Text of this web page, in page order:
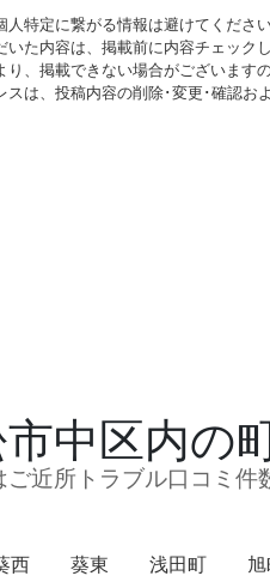
人特定に繋がる情報は避けてください
いた内容は、掲載前に内容チェック
り、掲載できない場合がございます
スは、投稿内容の削除･変更･確認お
中区内の
ご近所トラブル口コミ件
西 葵東 浅田町